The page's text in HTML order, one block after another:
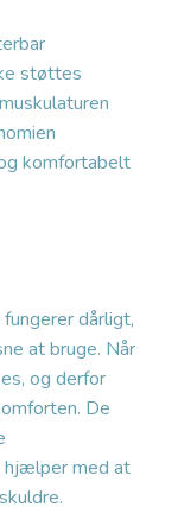
støttes
komfortabelt
dårligt,
at bruge. Når
og derfor
De
med at